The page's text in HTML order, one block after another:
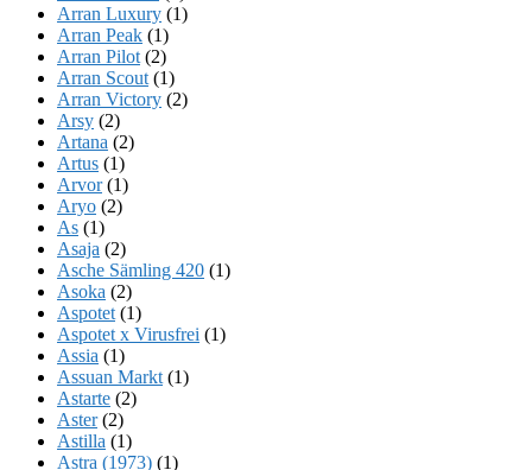
Arran Luxury (1)
Arran Peak (1)
Arran Pilot (2)
Arran Scout (1)
Arran Victory (2)
Arsy (2)
Artana (2)
Artus (1)
Arvor(1)
Aryo (2)
As (1)
Asaja (2)
Asche Sämling 420 (1)
Asoka (2)
Aspotet (1)
Aspotet x Virusfrei (1)
Assia (1)
Assuan Markt (1)
Astarte (2)
Aster(2)
Astilla (1)
Astra (1973) (1)